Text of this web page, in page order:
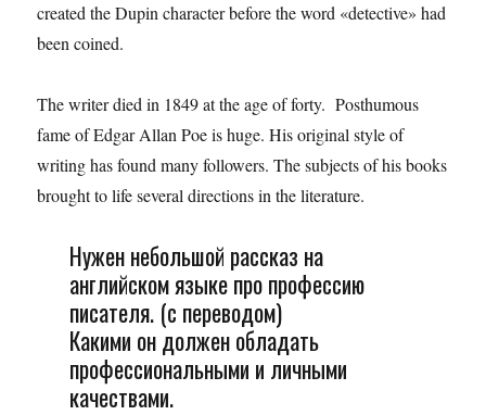
created the Dupin character before the word «detective» had
been coined.
The writer died in 1849 at the age of forty. Posthumous
fame of Edgar Allan Poe is huge. His original style of
writing has found many followers. The subjects of his books
brought to life several directions in the literature.
Нужен небольшой рассказ на
английском языке про профессию
писателя. (с переводом)
Какими он должен обладать
профессиональными и личными
качествами.